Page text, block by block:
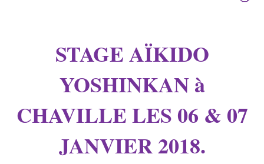
STAGE AÏKIDO
YOSHINKAN à
CHAVILLE LES 06 & 07
JANVIER 2018.